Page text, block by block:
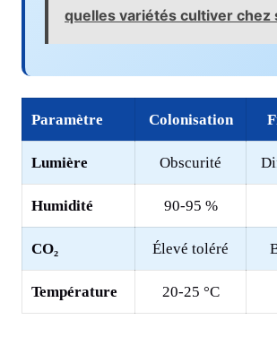
quelles variétés cultiver chez
Paramètre Colonisation
Lumière Obscurité
Humidité 90-95 %
CO₂ Élevé toléré
Température 20-25 °C